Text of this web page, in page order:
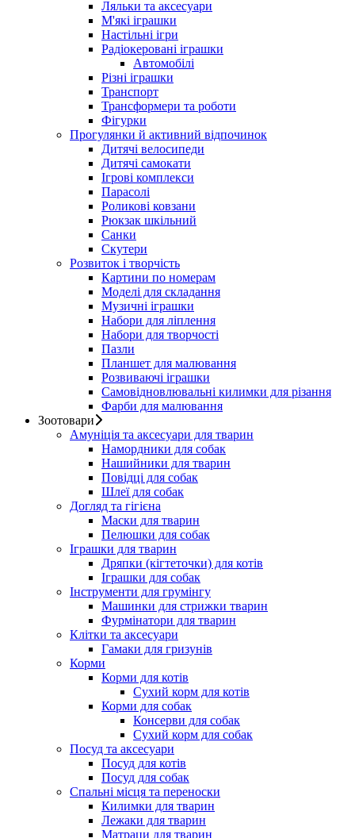
Ляльки та аксесуари
М'які іграшки
Настільні ігри
Радіокеровані іграшки
Автомобілі
Різні іграшки
Транспорт
Трансформери та роботи
Фігурки
Прогулянки й активний відпочинок
Дитячі велосипеди
Дитячі самокати
Ігрові комплекси
Парасолі
Роликові ковзани
Рюкзак шкільний
Санки
Скутери
Розвиток і творчість
Картини по номерам
Моделі для складання
Музичні іграшки
Набори для ліплення
Набори для творчості
Пазли
Планшет для малювання
Розвиваючі іграшки
Самовідновлювальні килимки для різання
Фарби для малювання
Зоотовари
Амуніція та аксесуари для тварин
Намордники для собак
Нашийники для тварин
Повідці для собак
Шлеї для собак
Догляд та гігієна
Маски для тварин
Пелюшки для собак
Іграшки для тварин
Дряпки (кігтеточки) для котів
Іграшки для собак
Інструменти для грумінгу
Машинки для стрижки тварин
Фурмінатори для тварин
Клітки та аксесуари
Гамаки для гризунів
Корми
Корми для котів
Сухий корм для котів
Корми для собак
Консерви для собак
Сухий корм для собак
Посуд та аксесуари
Посуд для котів
Посуд для собак
Спальні місця та переноски
Килимки для тварин
Лежаки для тварин
Матраци для тварин